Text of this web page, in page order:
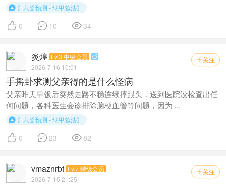
 〖六爻预测 - 纳甲筮法〗
 0  10 34
 关注
炎煌 Lv.3 中级会员 
2026-7-16 10:01
手摇卦求测父亲得的是什么怪病
父亲昨天早饭后突然走路不稳连续摔跟头，送到医院没检查出任
何问题，各科医生会诊排除脑梗血管等问题，因为 ...
 〖六爻预测 - 纳甲筮法〗
 0  23  82
 关注
vmaznrbt Lv.7 特级会员
2026-7-15 21:25